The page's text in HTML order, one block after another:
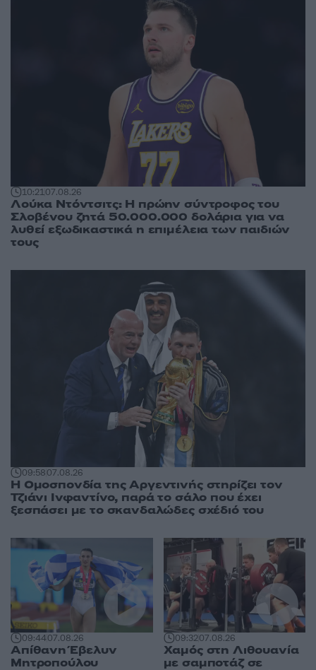
10:2107.08.26
Λούκα Ντόντσιτς: Η πρώην σύντροφος του
Σλοβένου ζητά 50.000.000 δολάρια για να
λυθεί εξωδικαστικά η επιμέλεια των παιδιών
τους
09:5807.08.26
Η Ομοσπονδία της Αργεντινής στηρίζει τον
Τζιάνι Ινφαντίνο, παρά το σάλο που έχει
ξεσπάσει με το σκανδαλώδες σχέδιό του
09:4407.08.26
Απίθανη Έβελυν
Μητροπούλου
09:3207.08.26
Χαμός στη Λιθουανία
με σαμποτάζ σε